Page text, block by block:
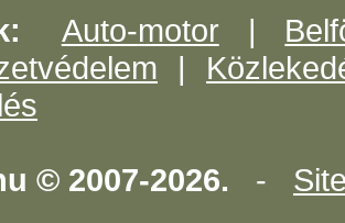
Auto-motor|
|
© 2007-2026. -